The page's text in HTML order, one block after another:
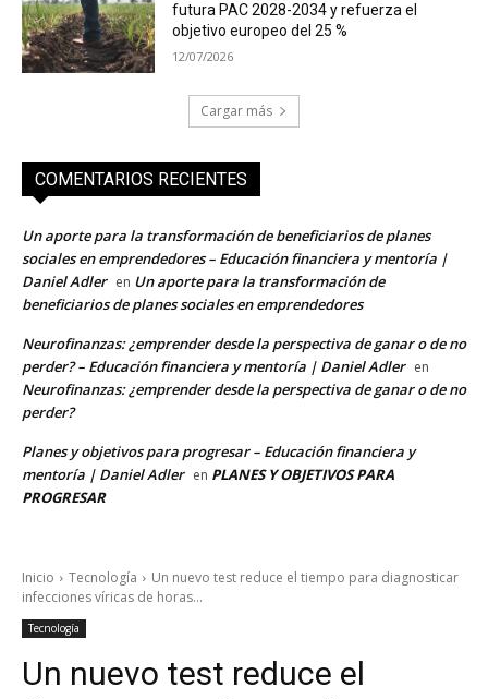
futura PAC 2028-2034 y refuerza el
objetivo europeo del 25 %
12/07/2026
Cargar más
COMENTARIOS RECIENTES
Un aporte para la transformación de beneficiarios de planes
sociales en emprendedores – Educación financiera y mentoría |
Daniel Adler en Un aporte para la transformación de
beneficiarios de planes sociales en emprendedores
Neurofinanzas: ¿emprender desde la perspectiva de ganar o de no
perder? – Educación financiera y mentoría | Daniel Adler en
Neurofinanzas: ¿emprender desde la perspectiva de ganar o de no
perder?
Planes y objetivos para progresar – Educación financiera y
mentoría | Daniel Adler en PLANES Y OBJETIVOS PARA
PROGRESAR